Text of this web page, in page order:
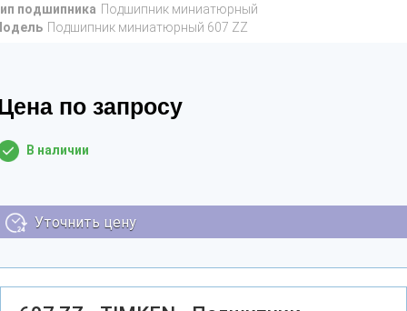
подшипника Подшипник миниатюрный
Подшипник миниатюрный 607 ZZ
по запросу
В наличии
Уточнить цену